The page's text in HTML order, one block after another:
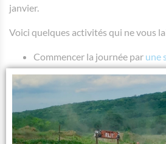
janvier.
Voici quelques activités qui ne vous
Commencer la journée par une
en femme de chambrevous
Continuer votre séjour avec
monter la tension, letir à 4 armes
L’une des meilleurs remèdes
de bois ou tout simplement